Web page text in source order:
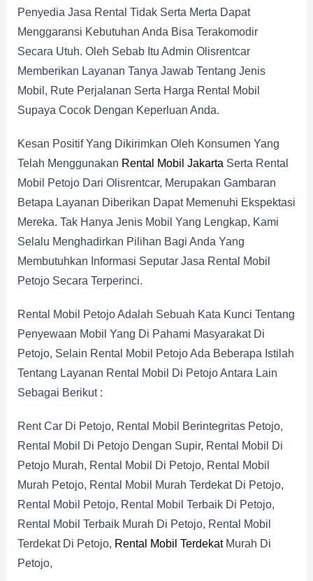
Penyedia Jasa Rental Tidak Serta Merta Dapat
Menggaransi Kebutuhan Anda Bisa Terakomodir
Secara Utuh. Oleh Sebab Itu Admin Olisrentcar
Memberikan Layanan Tanya Jawab Tentang Jenis
Mobil, Rute Perjalanan Serta Harga Rental Mobil
Supaya Cocok Dengan Keperluan Anda.
Kesan Positif Yang Dikirimkan Oleh Konsumen Yang
Telah Menggunakan Rental Mobil Jakarta Serta Rental
Mobil Petojo Dari Olisrentcar, Merupakan Gambaran
Betapa Layanan Diberikan Dapat Memenuhi Ekspektasi
Mereka. Tak Hanya Jenis Mobil Yang Lengkap, Kami
Selalu Menghadirkan Pilihan Bagi Anda Yang
Membutuhkan Informasi Seputar Jasa Rental Mobil
Petojo Secara Terperinci.
Rental Mobil Petojo Adalah Sebuah Kata Kunci Tentang
Penyewaan Mobil Yang Di Pahami Masyarakat Di
Petojo, Selain Rental Mobil Petojo Ada Beberapa Istilah
Tentang Layanan Rental Mobil Di Petojo Antara Lain
Sebagai Berikut :
Rent Car Di Petojo, Rental Mobil Berintegritas Petojo,
Rental Mobil Di Petojo Dengan Supir, Rental Mobil Di
Petojo Murah, Rental Mobil Di Petojo, Rental Mobil
Murah Petojo, Rental Mobil Murah Terdekat Di Petojo,
Rental Mobil Petojo, Rental Mobil Terbaik Di Petojo,
Rental Mobil Terbaik Murah Di Petojo, Rental Mobil
Terdekat Di Petojo, Rental Mobil TerdekatMurah Di
Petojo,